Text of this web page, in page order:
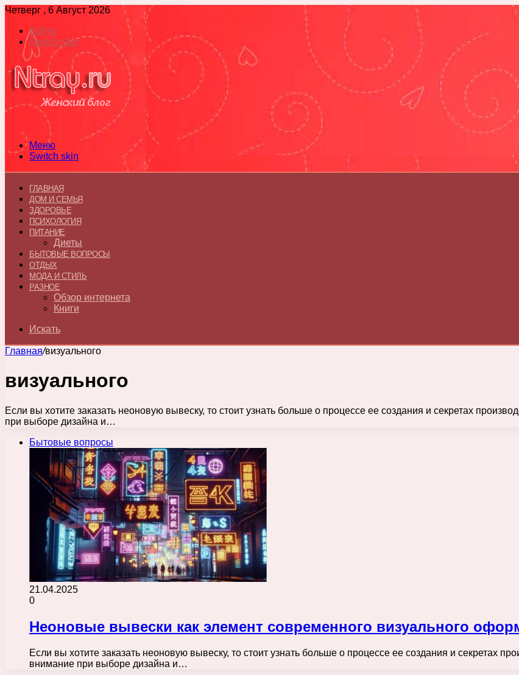
Четверг , 6 Август 2026
Войти
Switch skin
Меню
Switch skin
ГЛАВНАЯ
ДОМ И СЕМЬЯ
ЗДОРОВЬЕ
ПСИХОЛОГИЯ
ПИТАНИЕ
Диеты
БЫТОВЫЕ ВОПРОСЫ
ОТДЫХ
МОДА И СТИЛЬ
РАЗНОЕ
Обзор интернета
Книги
Искать
Главная/визуального
визуального
Если вы хотите заказать неоновую вывеску, то стоит узнать больше о процессе ее создания и секретах
при выборе дизайна и…
Бытовые вопросы
21.04.2025
0
Неоновые вывески как элемент современного визуального
Если вы хотите заказать неоновую вывеску, то стоит узнать больше о процессе ее создания и секретах
внимание при выборе дизайна и…